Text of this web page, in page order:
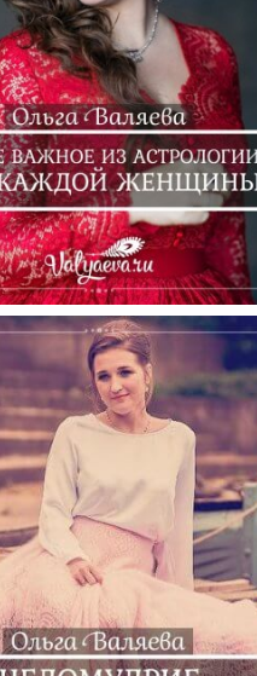
Астрологии Для